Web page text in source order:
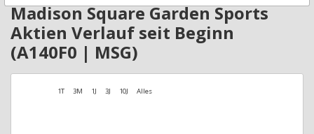
Madison Square Garden Sports
Aktien Verlauf seit Beginn
(A140F0 | MSG)
1T 3M 1J 3J 10J Alles